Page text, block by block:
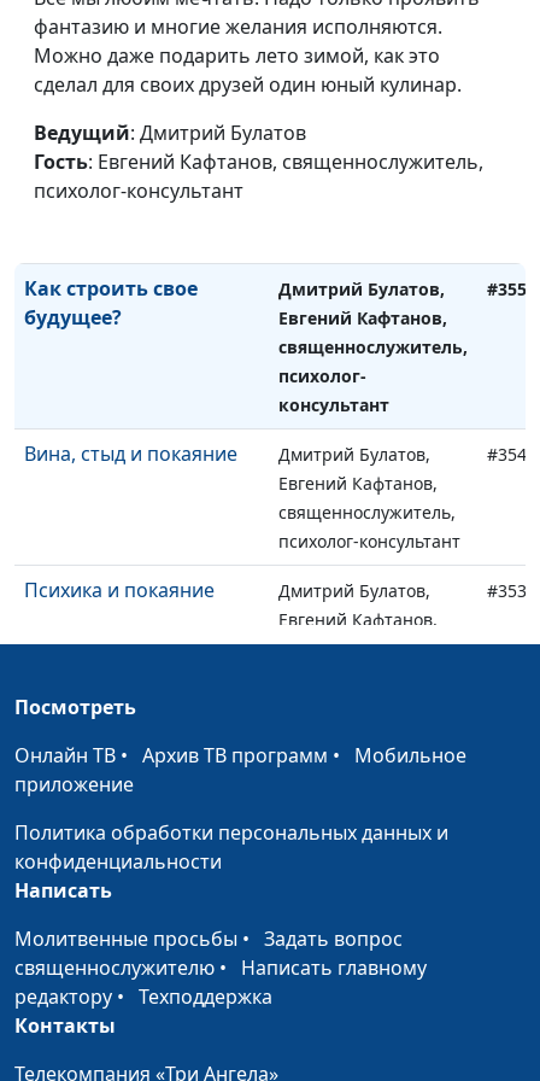
фантазию и многие желания исполняются.
Можно даже подарить лето зимой, как это
сделал для своих друзей один юный кулинар.
Ведущий: Дмитрий Булатов
Гость: Евгений Кафтанов, священнослужитель,
психолог-консультант
Гнев в жизни
христианина
Дмитрий Булатов,
Евгений Кафтанов,
священнослужитель,
психолог-консультант
Дофаминовый детокс:
отказ от удовольствий
Дмитрий Булатов,
Евгений Кафтанов,
Как строить свое
будущее?
Дмитрий Булатов,
Евгений Кафтанов,
священнослужитель,
психолог-
консультант
#355
Вина, стыд и покаяние
Дмитрий Булатов,
Евгений Кафтанов,
священнослужитель,
психолог-консультант
#354
Психика и покаяние
Дмитрий Булатов,
Евгений Кафтанов,
священнослужитель,
#353
Церковные ритуалы и
живая вера
Евгений Кафтанов,
Как защититься от
депрессии
психолог-консультант
Депрессия у
христианина — это
Посмотреть
Онлайн ТВ • Архив ТВ программ • Мобильное
приложение
Политика обработки персональных данных и
конфиденциальности
Написать
Молитвенные просьбы • Задать вопрос
священнослужителю • Написать главному
редактору • Техподдержка
Контакты
Телекомпания «Три Ангела»